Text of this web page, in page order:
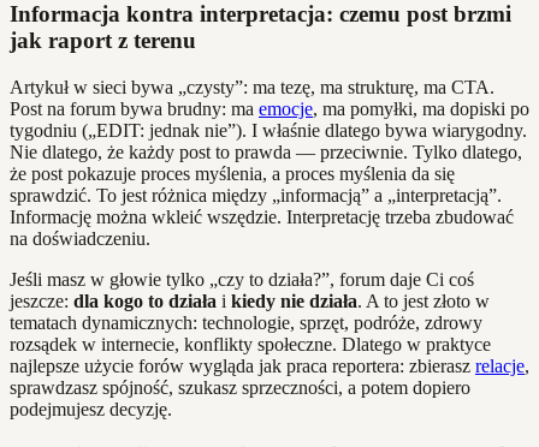
Informacja kontra interpretacja: czemu post brzmi
jak raport z terenu
Artykuł w sieci bywa „czysty”: ma tezę, ma strukturę, ma CTA.
Post na forum bywa brudny: ma emocje, ma pomyłki, ma dopiski po
tygodniu („EDIT: jednak nie”). I właśnie dlatego bywa wiarygodny.
Nie dlatego, że każdy post to prawda — przeciwnie. Tylko dlatego,
że post pokazuje proces myślenia, a proces myślenia da się
sprawdzić. To jest różnica między „informacją” a „interpretacją”.
Informację można wkleić wszędzie. Interpretację trzeba zbudować
na doświadczeniu.
Jeśli masz w głowie tylko „czy to działa?”, forum daje Ci coś
jeszcze: dla kogo to działa i kiedy nie działa. A to jest złoto w
tematach dynamicznych: technologie, sprzęt, podróże, zdrowy
rozsądek w internecie, konflikty społeczne. Dlatego w praktyce
najlepsze użycie forów wygląda jak praca reportera: zbierasz relacje,
sprawdzasz spójność, szukasz sprzeczności, a potem dopiero
podejmujesz decyzję.